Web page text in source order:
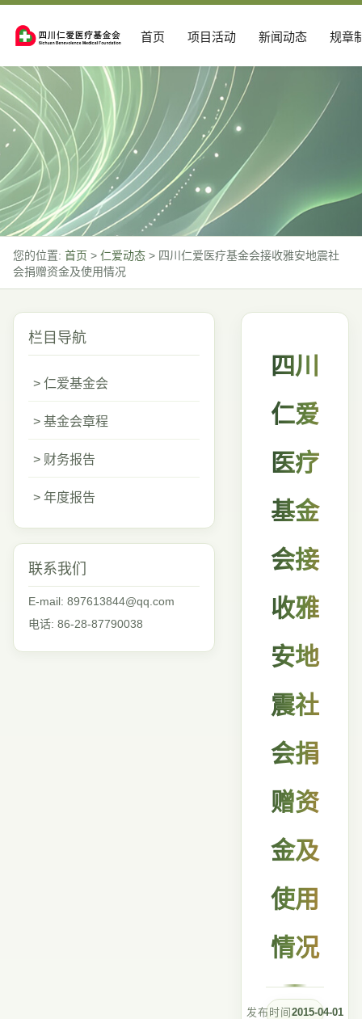
首页 项目活动 新闻动态 规章
您的位置: 首页 > 仁爱动态 > 四川仁爱医疗基金会接收雅安地震社
会捐赠资金及使用情况
栏目导航
> 仁爱基金会
> 基金会章程
> 财务报告
> 年度报告
联系我们
E-mail: 897613844@qq.com
电话: 86-28-87790038
四川
仁爱
医疗
基金
会接
收雅
安地
震社
会捐
赠资
金及
使用
情况
发布时间2015-04-01